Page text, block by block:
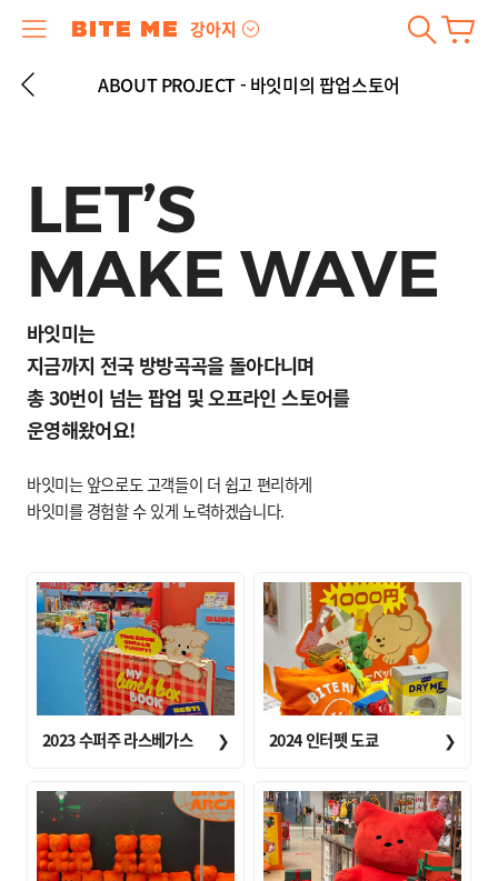
강아지
ABOUT PROJECT - 바잇미의 팝업스토어
LET’S
MAKE WAVE
바잇미는
지금까지 전국 방방곡곡을 돌아다니며
총 30번이 넘는 팝업 및 오프라인 스토어를
운영해왔어요!
바잇미는 앞으로도 고객들이 더 쉽고 편리하게
바잇미를 경험할 수 있게 노력하겠습니다.
2023 수퍼주 라스베가스 ❯ 2024 인터펫 도쿄 ❯